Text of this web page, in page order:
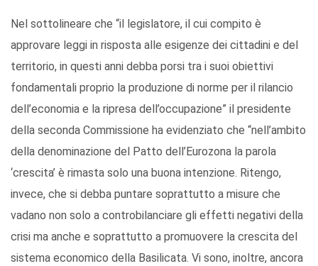
Nel sottolineare che “il legislatore, il cui compito è
approvare leggi in risposta alle esigenze dei cittadini e del
territorio, in questi anni debba porsi tra i suoi obiettivi
fondamentali proprio la produzione di norme per il rilancio
dell’economia e la ripresa dell’occupazione” il presidente
della seconda Commissione ha evidenziato che “nell’ambito
della denominazione del Patto dell’Eurozona la parola
‘crescita’ è rimasta solo una buona intenzione. Ritengo,
invece, che si debba puntare soprattutto a misure che
vadano non solo a controbilanciare gli effetti negativi della
crisi ma anche e soprattutto a promuovere la crescita del
sistema economico della Basilicata. Vi sono, inoltre, ancora